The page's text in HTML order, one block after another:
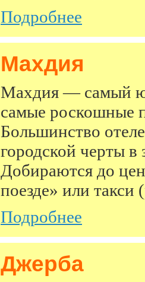
Подробнее
Махдия
Махдия — самый
самые роскошные
Большинство
городской черты в
Добираются до
поезде» или такси
Подробнее
Джерба